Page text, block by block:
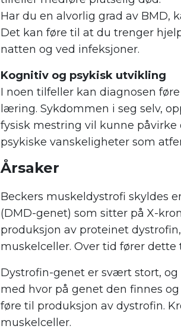
Har du en alvorlig grad av BMD,
Det kan føre til at du trenger
natten og ved infeksjoner.
Kognitiv og psykisk utvikling
I noen tilfeller kan diagnosen
læring. Sykdommen i seg selv,
fysisk mestring vil kunne påvirke
psykiske vanskeligheter som
Årsaker
Beckers muskeldystrofi skyldes
(DMD-genet) som sitter på X-
produksjon av proteinet
muskelceller. Over tid fører
Dystrofin-genet er svært stort,
med hvor på genet den finnes
føre til produksjon av dystrofin.
muskelceller.